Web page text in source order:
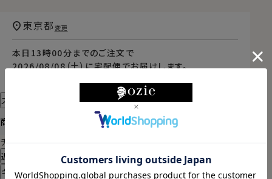
本日 13時00分 までのご注文で
2026/08/08（土）に宅配便でお届けします。
東京都 変更
スタイル・サイズについて詳しく見る
商品についてのお問い合わせ
チャットでお問い合わせ
返品・交換について
ギフトラッピングについて